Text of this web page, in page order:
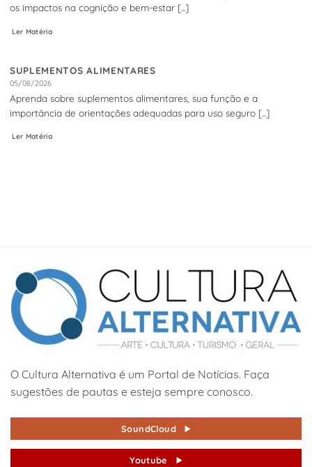
os impactos na cognição e bem-estar [...]
Ler Matéria
SUPLEMENTOS ALIMENTARES
05/08/2026
Aprenda sobre suplementos alimentares, sua função e a
importância de orientações adequadas para uso seguro [...]
Ler Matéria
O Cultura Alternativa é um Portal de Notícias. Faça
sugestões de pautas e esteja sempre conosco.
SoundCloud
Youtube